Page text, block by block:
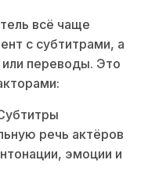
всё чаще
с субтитрами, а
переводы. Это
речь актёров
эмоции и